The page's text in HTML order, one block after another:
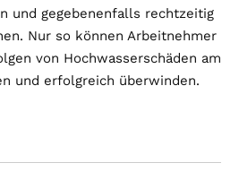
und gegebenenfalls rechtzeitig
Nur so können Arbeitnehmer
von Hochwasserschäden am
und erfolgreich überwinden.